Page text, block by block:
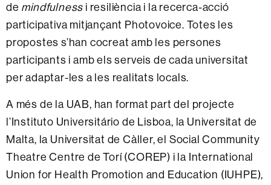
de mindfulness i resiliència i la recerca-acció
participativa mitjançant Photovoice. Totes les
propostes s’han cocreat amb les persones
participants i amb els serveis de cada universitat
per adaptar-les a les realitats locals.
A més de la UAB, han format part del projecte
l’Instituto Universitário de Lisboa, la Universitat de
Malta, la Universitat de Càller, el Social Community
Theatre Centre de Torí (COREP) i la International
Union for Health Promotion and Education (IUHPE),